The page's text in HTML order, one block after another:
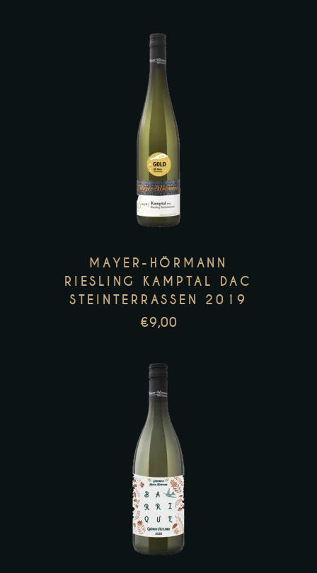
Zur Wunschliste
MAYER-HÖRMANN
RIESLING KAMPTAL DAC
STEINTERRASSEN 2019
€9,00
Zur Wunschliste